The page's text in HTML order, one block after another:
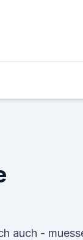
auch -